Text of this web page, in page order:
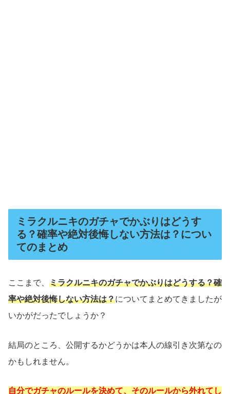
ミラクルニキのガチャでかぶりはどうす
る？確率や絶対後悔しない方法は？につい
てのまとめ
ここまで、 ミラクルニキのガチャでかぶりはどうする？確
率や絶対後悔しない方法は？についてまとめてきましたが
いかがだったでしょうか？
結局のところ、公開するかどうかは本人の線引き次第なの
かもしれません。
自分でガチャのルールを決めて、そのルールから外れてし